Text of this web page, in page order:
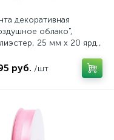
декоративная
облако",
25 мм х 20 ярд.,
руб. /шт